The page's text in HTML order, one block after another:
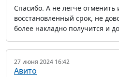
Спасибо. А не легче отменить
восстановленный срок, не
более накладно получится и
27 июня 2024 16:42
Авито